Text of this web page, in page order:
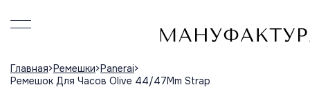
Главная Ремешки Panerai
Ремешок Для Часов Olive 44/47Mm Strap